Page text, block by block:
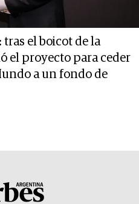
el boicot de la
el proyecto para ceder
a un fondo de